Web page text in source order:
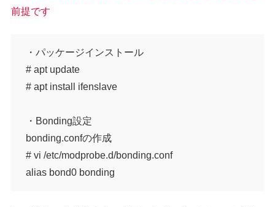
前提です
・パッケージインストール
# apt update
# apt install ifenslave
・Bonding設定
bonding.confの作成
# vi /etc/modprobe.d/bonding.conf
alias bond0 bonding